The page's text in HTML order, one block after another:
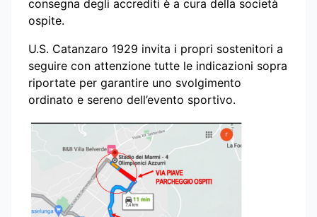
consegna degli accrediti è a cura della società
ospite.
U.S. Catanzaro 1929 invita i propri sostenitori a
seguire con attenzione tutte le indicazioni sopra
riportate per garantire uno svolgimento
ordinato e sereno dell’evento sportivo.